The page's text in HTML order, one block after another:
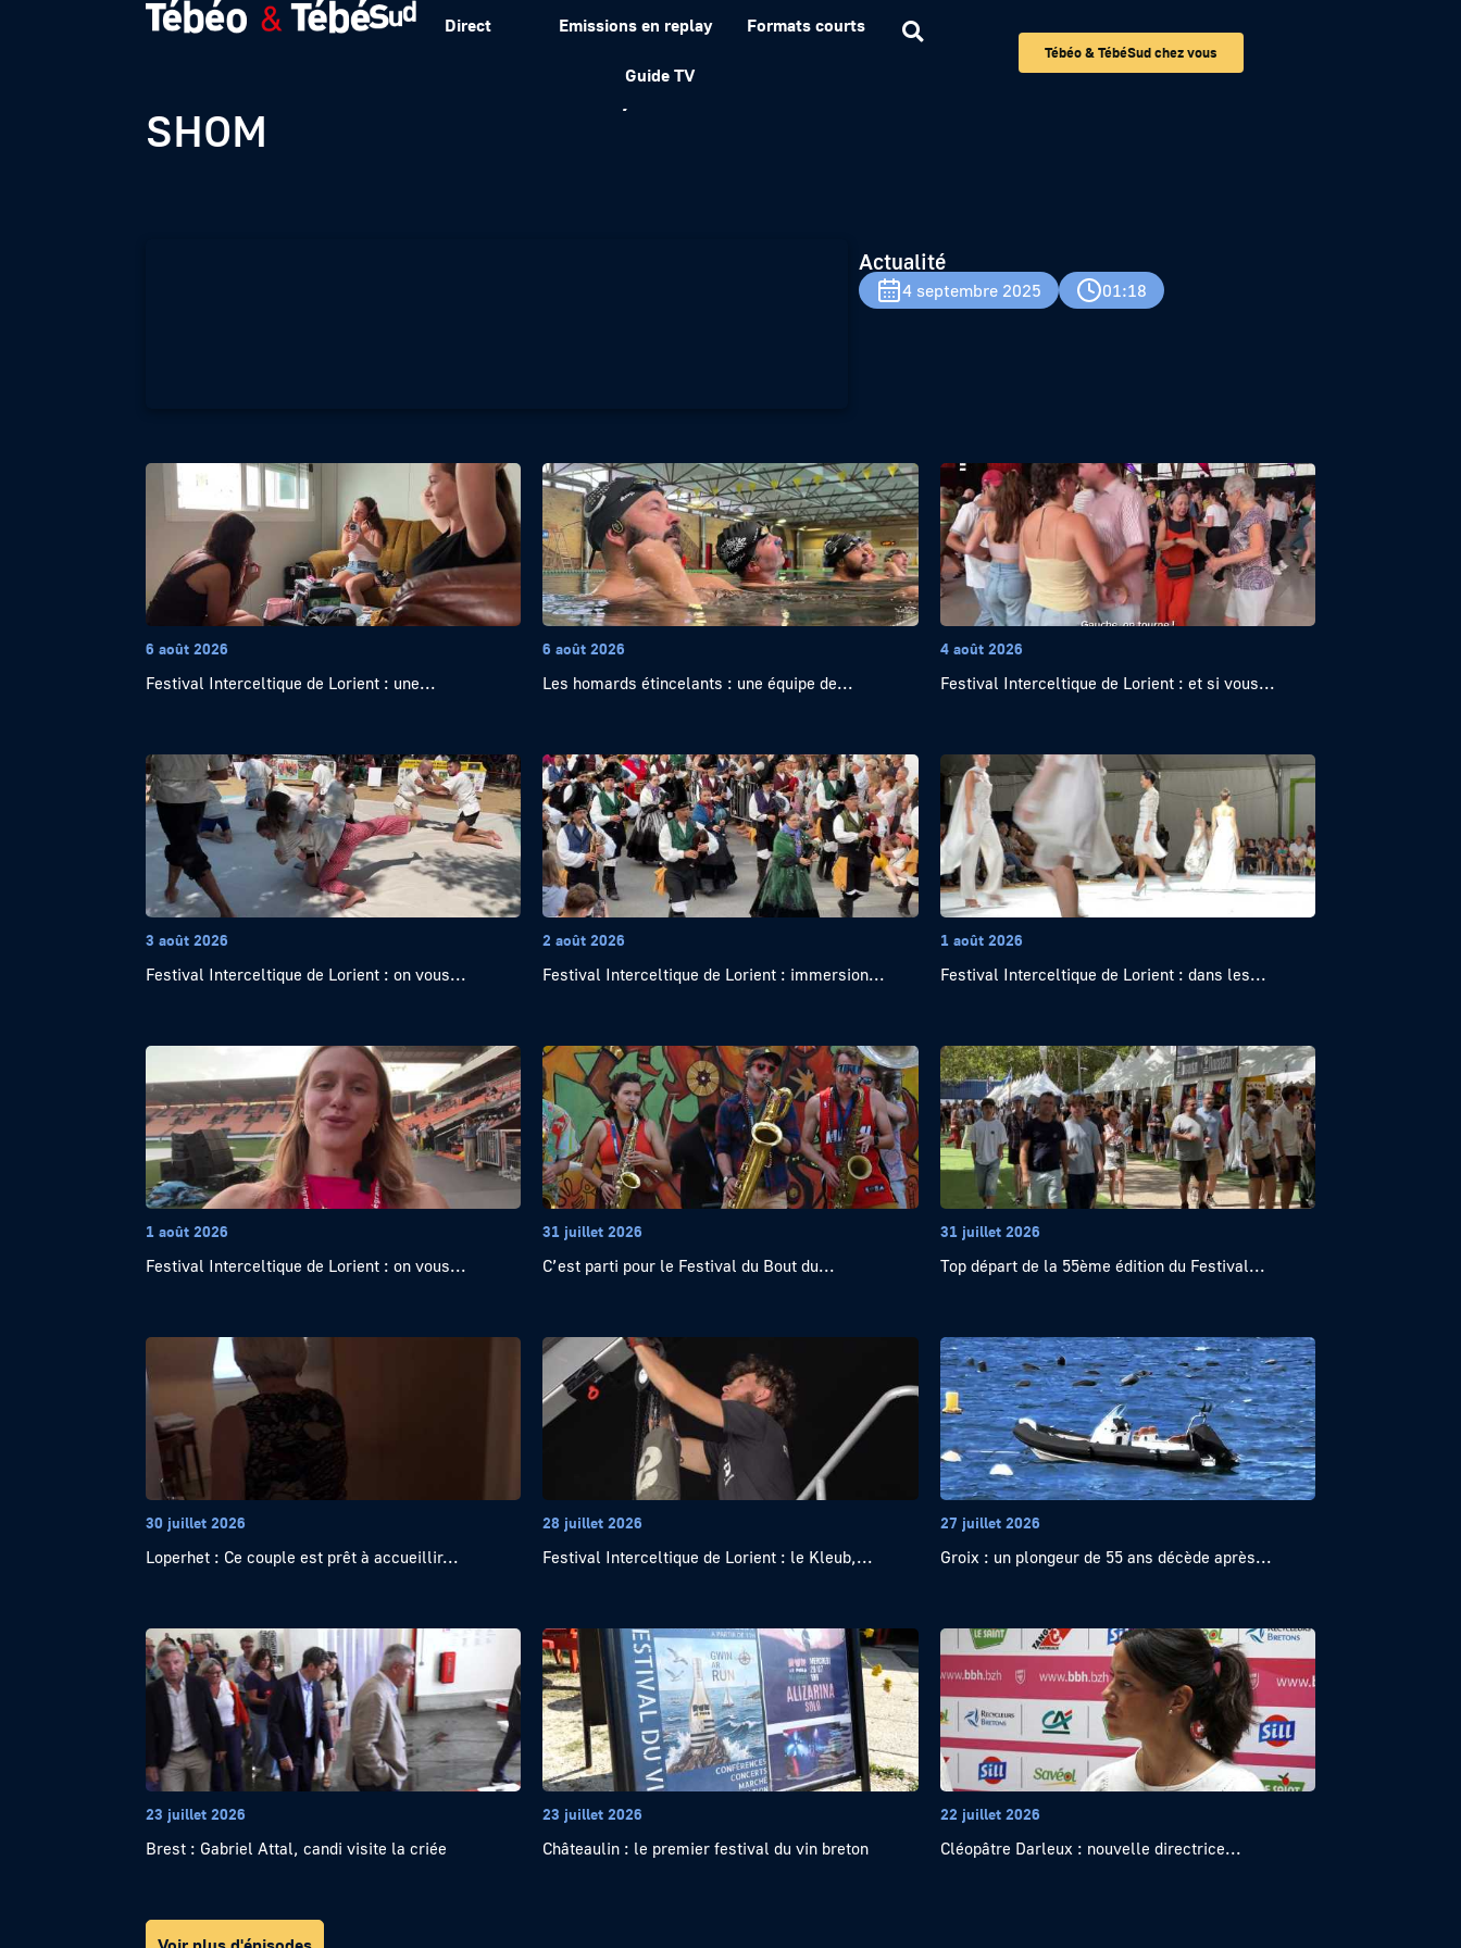
Direct Emissions en replay Formats courts
Guide TV
Tébéo & TébéSud chez vous
Brest : découvrez Marlin, le nouveau drone de surface du
SHOM
Actualité
4 septembre 2025 01:18
6 août 2026
Festival Interceltique de Lorient : une...
6 août 2026
Les homards étincelants : une équipe de...
4 août 2026
Festival Interceltique de Lorient : et si vous...
3 août 2026
Festival Interceltique de Lorient : on vous...
2 août 2026
Festival Interceltique de Lorient : immersion...
1 août 2026
Festival Interceltique de Lorient : dans les...
1 août 2026
Festival Interceltique de Lorient : on vous...
31 juillet 2026
C’est parti pour le Festival du Bout du...
31 juillet 2026
Top départ de la 55ème édition du Festival...
30 juillet 2026
Loperhet : Ce couple est prêt à accueillir...
28 juillet 2026
Festival Interceltique de Lorient : le Kleub,...
27 juillet 2026
Groix : un plongeur de 55 ans décède après...
23 juillet 2026
Brest : Gabriel Attal, candi visite la criée
23 juillet 2026
Châteaulin : le premier festival du vin breton
22 juillet 2026
Cléopâtre Darleux : nouvelle directrice...